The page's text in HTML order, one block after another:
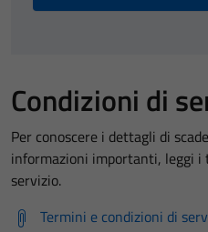
Condizioni di
Per conoscere i dettagli di
informazioni importanti, leggi i
servizio.
Termini e condizioni di